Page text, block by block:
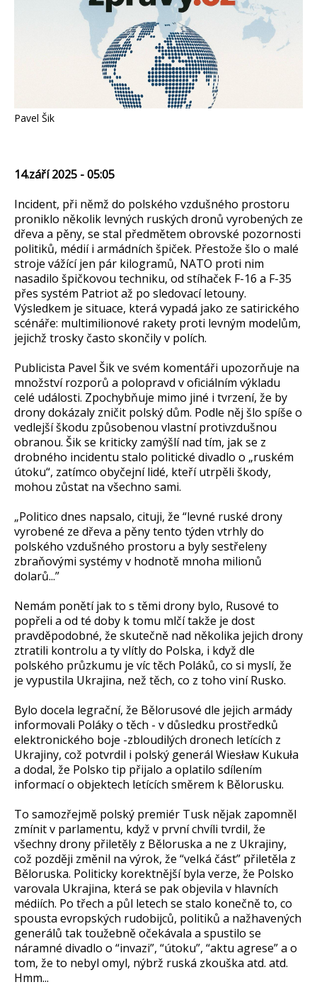
Pavel Šik
14.září 2025 - 05:05
Incident, při němž do polského vzdušného prostoru
proniklo několik levných ruských dronů vyrobených ze
dřeva a pěny, se stal předmětem obrovské pozornosti
politiků, médií i armádních špiček. Přestože šlo o malé
stroje vážící jen pár kilogramů, NATO proti nim
nasadilo špičkovou techniku, od stíhaček F-16 a F-35
přes systém Patriot až po sledovací letouny.
Výsledkem je situace, která vypadá jako ze satirického
scénáře: multimilionové rakety proti levným modelům,
jejichž trosky často skončily v polích.
Publicista Pavel Šik ve svém komentáři upozorňuje na
množství rozporů a polopravd v oficiálním výkladu
celé události. Zpochybňuje mimo jiné i tvrzení, že by
drony dokázaly zničit polský dům. Podle něj šlo spíše o
vedlejší škodu způsobenou vlastní protivzdušnou
obranou. Šik se kriticky zamýšlí nad tím, jak se z
drobného incidentu stalo politické divadlo o „ruském
útoku“, zatímco obyčejní lidé, kteří utrpěli škody,
mohou zůstat na všechno sami.
„Politico dnes napsalo, cituji, že “levné ruské drony
vyrobené ze dřeva a pěny tento týden vtrhly do
polského vzdušného prostoru a byly sestřeleny
zbraňovými systémy v hodnotě mnoha milionů
dolarů...”
Nemám ponětí jak to s těmi drony bylo, Rusové to
popřeli a od té doby k tomu mlčí takže je dost
pravděpodobné, že skutečně nad několika jejich drony
ztratili kontrolu a ty vlítly do Polska, i když dle
polského průzkumu je víc těch Poláků, co si myslí, že
je vypustila Ukrajina, než těch, co z toho viní Rusko.
Bylo docela legrační, že Bělorusové dle jejich armády
informovali Poláky o těch - v důsledku prostředků
elektronického boje -zbloudilých dronech letících z
Ukrajiny, což potvrdil i polský generál Wiesław Kukuła
a dodal, že Polsko tip přijalo a oplatilo sdílením
informací o objektech letících směrem k Bělorusku.
To samozřejmě polský premiér Tusk nějak zapomněl
zmínit v parlamentu, když v první chvíli tvrdil, že
všechny drony přiletěly z Běloruska a ne z Ukrajiny,
což později změnil na výrok, že “velká část” přiletěla z
Běloruska. Politicky korektnější byla verze, že Polsko
varovala Ukrajina, která se pak objevila v hlavních
médiích. Po třech a půl letech se stalo konečně to, co
spousta evropských rudobijců, politiků a nažhavených
generálů tak toužebně očekávala a spustilo se
náramné divadlo o “invazi”, “útoku”, “aktu agrese” a o
tom, že to nebyl omyl, nýbrž ruská zkouška atd. atd.
Hmm...